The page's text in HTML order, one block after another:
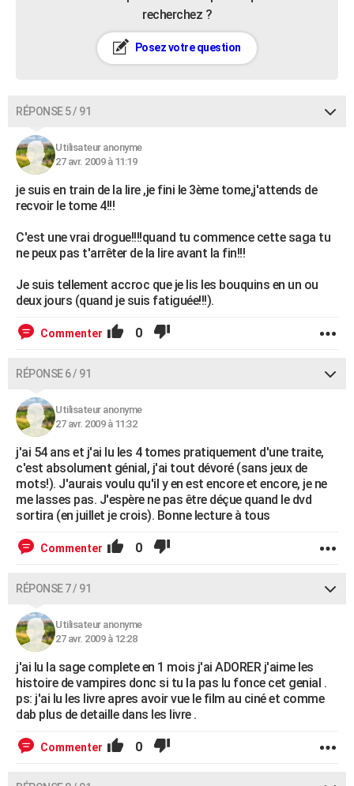
recherchez ?
Posez votre question
RÉPONSE 5 / 91
Utilisateur anonyme
27 avr. 2009 à 11:19
je suis en train de la lire ,je fini le 3ème tome,j'attends de
recvoir le tome 4!!!
C'est une vrai drogue!!!!quand tu commence cette saga tu
ne peux pas t'arrêter de la lire avant la fin!!!
Je suis tellement accroc que je lis les bouquins en un ou
deux jours (quand je suis fatiguée!!!).
Commenter 0
RÉPONSE 6 / 91
Utilisateur anonyme
27 avr. 2009 à 11:32
j'ai 54 ans et j'ai lu les 4 tomes pratiquement d'une traite,
c'est absolument génial, j'ai tout dévoré (sans jeux de
mots!). J'aurais voulu qu'il y en est encore et encore, je ne
me lasses pas. J'espère ne pas être déçue quand le dvd
sortira (en juillet je crois). Bonne lecture à tous
Commenter 0
RÉPONSE 7 / 91
Utilisateur anonyme
27 avr. 2009 à 12:28
j'ai lu la sage complete en 1 mois j'ai ADORER j'aime les
histoire de vampires donc si tu la pas lu fonce cet genial .
ps: j'ai lu les livre apres avoir vue le film au ciné et comme
dab plus de detaille dans les livre .
Commenter 0